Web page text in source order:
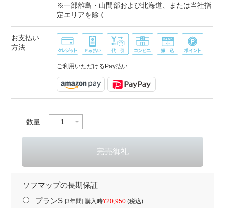
※一部離島・山間部および北海道、または当社指
定エリアを除く
お支払い
方法
ご利用いただけるPay払い
数量
ソフマップの長期保証
プランS [3年間] 購入時¥20,950(税込)